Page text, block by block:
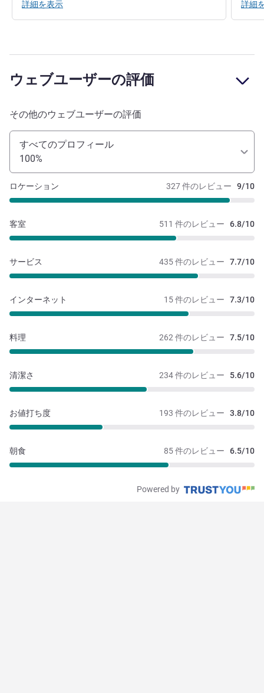
詳細を表示
詳細
ウェブユーザーの評価
その他のウェブユーザーの評価
すべてのプロフィール
100%
327 件のレビュー 9/10
ロケーション
511 件のレビュー 6.8/10
客室
435 件のレビュー 7.7/10
サービス
15 件のレビュー 7.3/10
インターネット
262 件のレビュー 7.5/10
料理
234 件のレビュー 5.6/10
清潔さ
193 件のレビュー 3.8/10
お値打ち度
85 件のレビュー 6.5/10
朝食
Powered by